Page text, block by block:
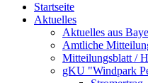
Startseite
Aktuelles
Aktuelles aus
Amtliche
Mitteilungsblatt /
gKU "Windpark